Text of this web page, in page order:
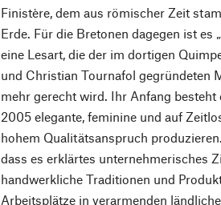
Finistère, dem aus römischer Zeit
Erde. Für die Bretonen dagegen ist es
eine Lesart, die der im dortigen
und Christian Tournafol gegründeten
mehr gerecht wird. Ihr Anfang
2005 elegante, feminine und auf
hohem Qualitätsanspruch
dass es erklärtes unternehmerisches
handwerkliche Traditionen und
Arbeitsplätze in verarmenden